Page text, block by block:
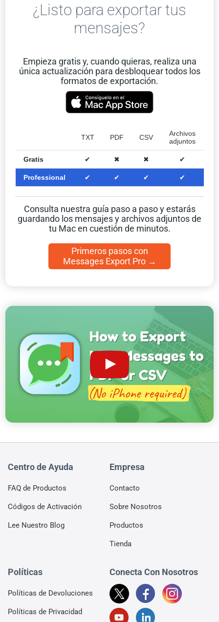
¿Listo para exportar tus
mensajes?
Empieza gratis y, cuando quieras, realiza una
única actualización para desbloquear todos los
formatos de exportación.
TXT PDF CSV
Archivos
adjuntos
Gratis ✔︎ ✖︎ ✖︎ ✔︎
Professional ✔︎ ✔︎ ✔︎ ✔︎
Consulta nuestra guía paso a paso y estarás
guardando los mensajes y archivos adjuntos de
tu Mac en cuestión de minutos.
Primeros pasos con
Messages Export Pro →
Centro de Ayuda
FAQ de Productos
Códigos de Activación
Lee Nuestro Blog
Empresa
Contacto
Sobre Nosotros
Productos
Tienda
Políticas
Políticas de Devoluciones
Políticas de Privacidad
Conecta Con Nosotros